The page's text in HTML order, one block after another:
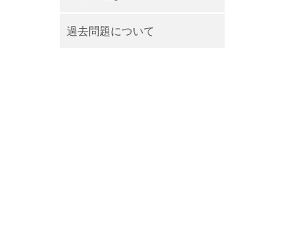
過去問題について